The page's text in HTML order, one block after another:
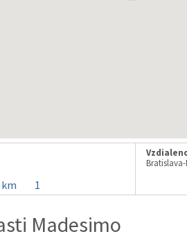
km 1
Madesimo